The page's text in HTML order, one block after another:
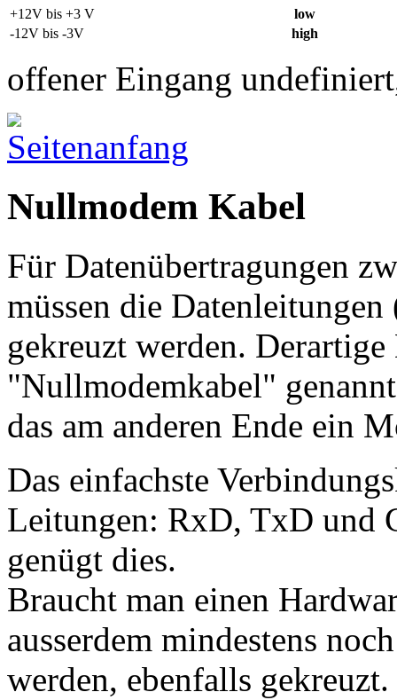
+12V bis +3 V
low
-12V bis -3V
high
offener Eingang
Nullmodem Kabel
Für Datenübertragungen
müssen die
gekreuzt werden.
"Nullmodemkabel"
das am anderen Ende ein
Das einfachste
Leitungen: RxD, TxD und
genügt dies.
Braucht man einen
ausserdem mindestens
werden, ebenfalls gekreuzt.